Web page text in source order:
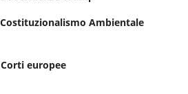
Ambientale
europee